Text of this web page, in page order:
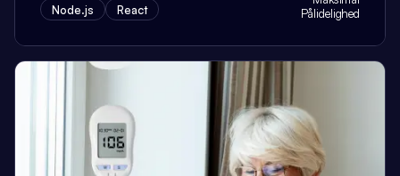
Node.js React
Pålidelighed